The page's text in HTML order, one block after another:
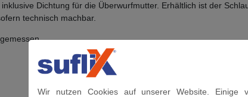
Dichtung für die Überwurfmutter. Erhältlich ist der
technisch machbar.
Wir nutzen Cookies auf unserer Website. Einige